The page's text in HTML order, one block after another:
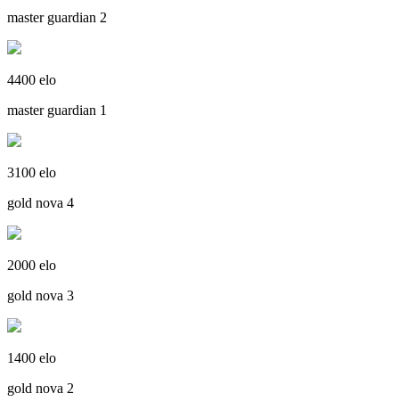
master guardian 2
4400 elo
master guardian 1
3100 elo
gold nova 4
2000 elo
gold nova 3
1400 elo
gold nova 2